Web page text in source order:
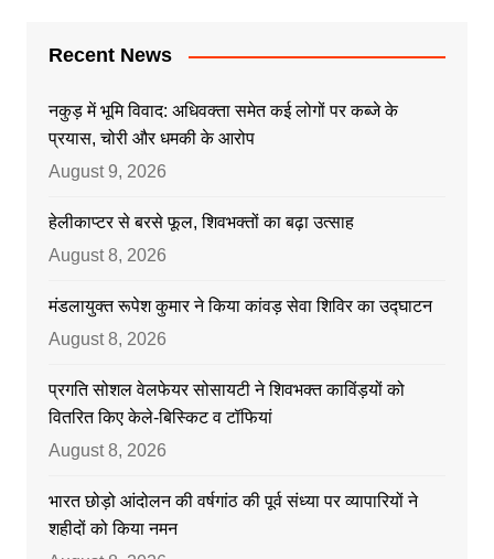
Recent News
नकुड़ में भूमि विवाद: अधिवक्ता समेत कई लोगों पर कब्जे के
प्रयास, चोरी और धमकी के आरोप
August 9, 2026
हेलीकाप्टर से बरसे फूल, शिवभक्तों का बढ़ा उत्साह
August 8, 2026
मंडलायुक्त रूपेश कुमार ने किया कांवड़ सेवा शिविर का उद्घाटन
August 8, 2026
प्रगति सोशल वेलफेयर सोसायटी ने शिवभक्त काविंड़यों को
वितरित किए केले-बिस्किट व टॉफियां
August 8, 2026
भारत छोड़ो आंदोलन की वर्षगांठ की पूर्व संध्या पर व्यापारियों ने
शहीदों को किया नमन